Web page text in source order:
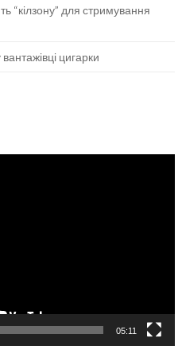
“кілзону” для стримування
цигарки
05:11